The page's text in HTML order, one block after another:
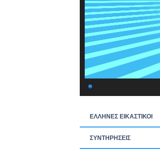
ΕΛΛΗΝΕΣ ΕΙΚΑΣΤΙΚΟΙ
ΣΥΝΤΗΡΗΣΕΙΣ